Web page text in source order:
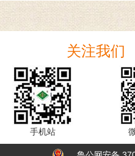
关注我们
手机站